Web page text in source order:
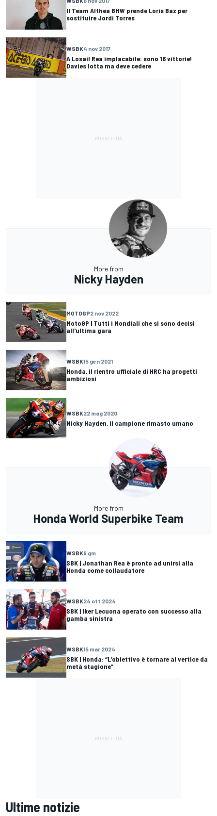
Il Team Althea BMW prende Loris Baz per
sostituire Jordi Torres
WSBK4 nov 2017
A Losail Rea implacabile: sono 16 vittorie!
Davies lotta ma deve cedere
More from
Nicky Hayden
MOTOGP2 nov 2022
MotoGP | Tutti i Mondiali che si sono decisi
all'ultima gara
WSBK15 gen 2021
Honda, il rientro ufficiale di HRC ha progetti
ambiziosi
WSBK22 mag 2020
Nicky Hayden, il campione rimasto umano
More from
Honda World Superbike Team
WSBK9 gm
SBK | Jonathan Rea è pronto ad unirsi alla
Honda come collaudatore
WSBK24 ott 2024
SBK | Iker Lecuona operato con successo alla
gamba sinistra
WSBK15 mar 2024
SBK | Honda: “L’obiettivo è tornare al vertice da
metà stagione”
Ultime notizie